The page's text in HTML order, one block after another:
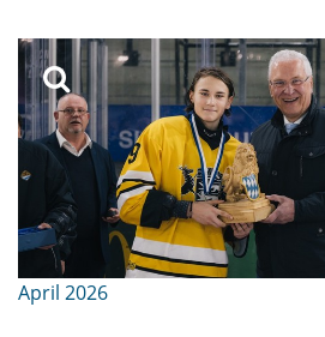
April 2026